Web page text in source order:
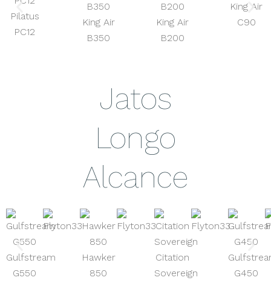
Pilatus
PC12
King Air
B350
King Air
B200
King Air
C90
Jatos
Longo
Alcance
Gulfstream
G550
Hawker
850
Citation
Sovereign
G450